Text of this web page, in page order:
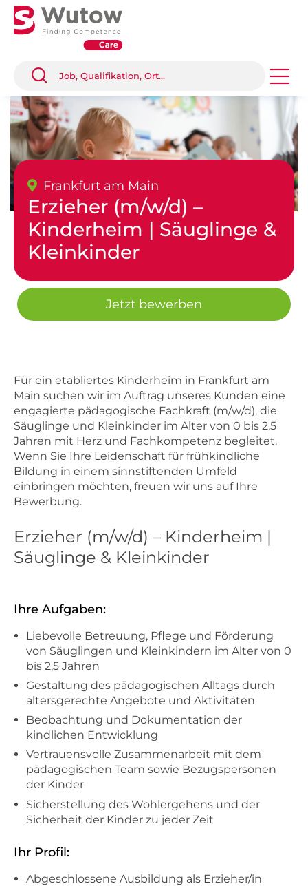
Frankfurt am Main
Erzieher (m/w/d) –
Kinderheim | Säuglinge &
Kleinkinder
Jetzt bewerben
Für ein etabliertes Kinderheim in Frankfurt am
Main suchen wir im Auftrag unseres Kunden eine
engagierte pädagogische Fachkraft (m/w/d), die
Säuglinge und Kleinkinder im Alter von 0 bis 2,5
Jahren mit Herz und Fachkompetenz begleitet.
Wenn Sie Ihre Leidenschaft für frühkindliche
Bildung in einem sinnstiftenden Umfeld
einbringen möchten, freuen wir uns auf Ihre
Bewerbung.
Erzieher (m/w/d) – Kinderheim |
Säuglinge & Kleinkinder
Ihre Aufgaben:
Liebevolle Betreuung, Pflege und Förderung
von Säuglingen und Kleinkindern im Alter von 0
bis 2,5 Jahren
Gestaltung des pädagogischen Alltags durch
altersgerechte Angebote und Aktivitäten
Beobachtung und Dokumentation der
kindlichen Entwicklung
Vertrauensvolle Zusammenarbeit mit dem
pädagogischen Team sowie Bezugspersonen
der Kinder
Sicherstellung des Wohlergehens und der
Sicherheit der Kinder zu jeder Zeit
Ihr Profil:
Abgeschlossene Ausbildung als Erzieher/in